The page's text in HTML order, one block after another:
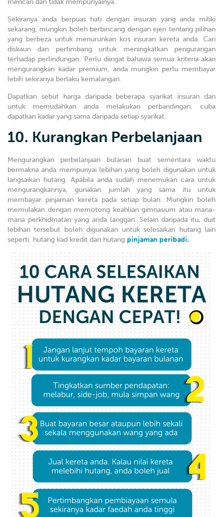
Sekiranya anda berpuas hati dengan insuran yang anda miliki
sekarang, mungkin boleh berbincang dengan ejen tentang pilihan
yang berbeza untuk menurunkan kos insuran kereta anda. Cari
diskaun dan pertimbang untuk meningkatkan pengurangan
terhadap perlindungan. Perlu diingat bahawa semua kriteria akan
mengurangkan kadar premium, anda mungkin perlu membayar
lebih sekiranya berlaku kemalangan.
Dapatkan sebut harga daripada beberapa syarikat insuran dan
untuk memudahkan anda melakukan perbandingan, cuba
dapatkan kadar yang sama daripada setiap syarikat.
10. Kurangkan Perbelanjaan
Mengurangkan perbelanjaan bulanan buat sementara waktu
bermakna anda mempunyai lebihan yang boleh digunakan untuk
langsaikan hutang. Apabila anda sudah menemukan cara untuk
mengurangkannya, gunakan jumlah yang sama itu untuk
membayar pinjaman kereta pada setiap bulan. Mungkin boleh
memulakan dengan memotong keahlian gimnasium atau mana-
mana perkhidmatan yang anda langgan. Selain daripada itu, duit
lebihan tersebut boleh digunakan untuk selesaikan hutang lain
seperti, hutang kad kredit dan hutang pinjaman peribadi.